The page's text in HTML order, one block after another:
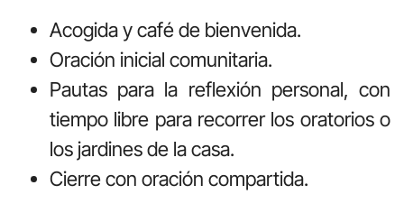
Acogida y café de bienvenida.
Oración inicial comunitaria.
Pautas para la reflexión personal, con
tiempo libre para recorrer los oratorios o
los jardines de la casa.
Cierre con oración compartida.